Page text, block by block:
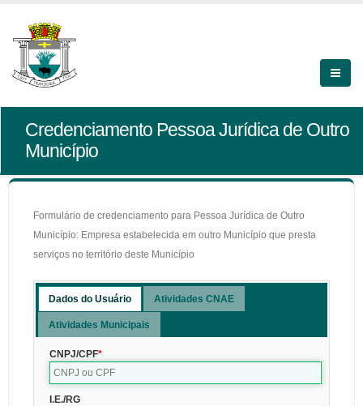
Credenciamento Pessoa Jurídica de Outro
Município
Formulário de credenciamento para Pessoa Jurídica de Outro
Município: Empresa estabelecida em outro Município que presta
serviços no território deste Município
Dados do Usuário Atividades CNAE
Atividades Municipais
CNPJ/CPF
I.E./RG